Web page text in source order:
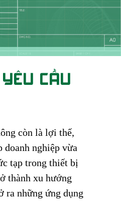
CẦU
còn là lợi thế,
doanh nghiệp vừa
tạp trong thiết bị
thành xu hướng
ra những ứng dụng